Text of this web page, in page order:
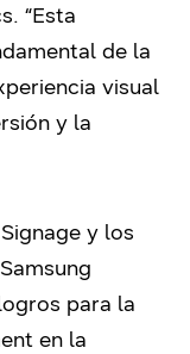
“Esta
de la
visual
y la
y los
para la
en la